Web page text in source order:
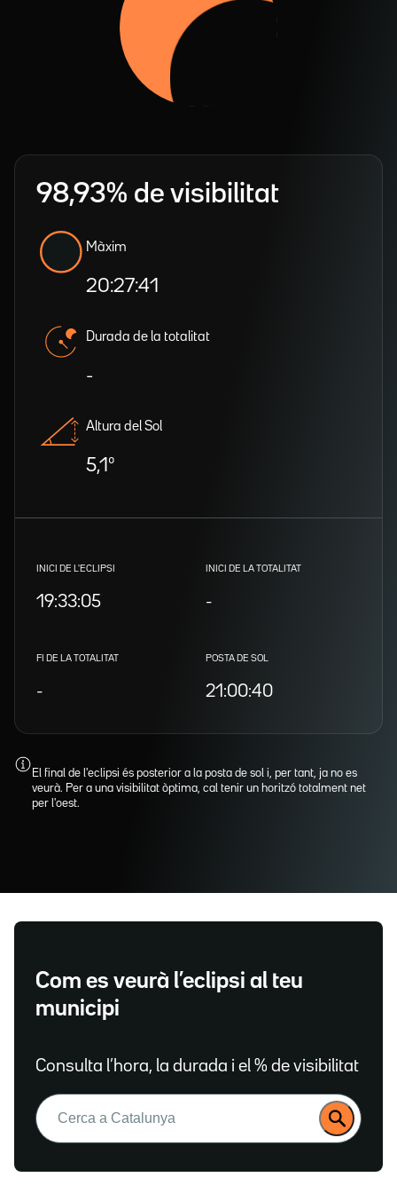
98,93% de visibilitat
Màxim
20:27:41
Durada de la totalitat
-
Altura del Sol
5,1º
INICI DE L'ECLIPSI
19:33:05
INICI DE LA TOTALITAT
-
FI DE LA TOTALITAT
-
POSTA DE SOL
21:00:40
El final de l'eclipsi és posterior a la posta de sol i, per tant, ja no es
veurà. Per a una visibilitat òptima, cal tenir un horitzó totalment net
per l'oest.
Com es veurà l’eclipsi al teu
municipi
Consulta l’hora, la durada i el % de visibilitat
Buscar: